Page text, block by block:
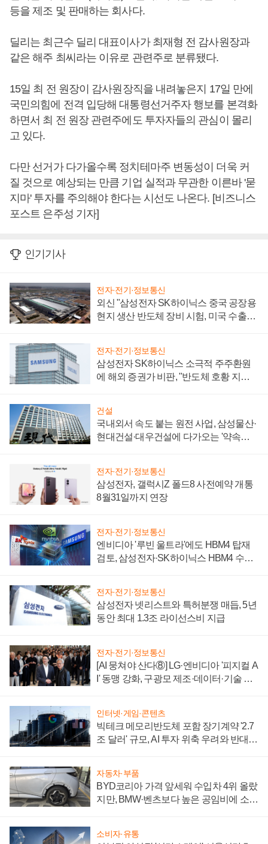
등을 제조 및 판매하는 회사다.
딜리는 최근수 딜리 대표이사가 최재형 전 감사원장과
같은 해주 최씨라는 이유로 관련주로 분류됐다.
15일 최 전 원장이 감사원장직을 내려놓은지 17일 만에
국민의힘에 전격 입당해 대통령선거주자 행보를 본격화
하면서 최 전 원장 관련주에도 투자자들의 관심이 몰리
고 있다.
다만 선거가 다가올수록 정치테마주 변동성이 더욱 커
질 것으로 예상되는 만큼 기업 실적과 무관한 이른바 '묻
지마' 투자를 주의해야 한다는 시선도 나온다. [비즈니스
포스트 은주성 기자]
인기기사
전자·전기·정보통신
외신 "삼성전자 SK하이닉스 중국 공장용
현지 생산 반도체 장비 시험, 미국 수출통
전자·전기·정보통신
삼성전자 SK하이닉스 소극적 주주환원
에 해외 증권가 비판, "반도체 호황 지속
건설
국내외서 속도 붙는 원전 사업, 삼성물산·
현대건설·대우건설에 다가오는 '약속의
전자·전기·정보통신
삼성전자, 갤럭시Z 폴드8 사전예약 개통
8월31일까지 연장
전자·전기·정보통신
엔비디아 '루빈 울트라'에도 HBM4 탑재
검토, 삼성전자·SK하이닉스 HBM4 수율
전자·전기·정보통신
삼성전자 넷리스트와 특허분쟁 매듭, 5년
동안 최대 1.3조 라이선스비 지급
전자·전기·정보통신
[AI 뭉쳐야 산다⑧] LG·엔비디아 '피지컬 A
I' 동맹 강화, 구광모 제조·데이터·기술 결
인터넷·게임·콘텐츠
빅테크 메모리반도체 포함 장기계약 '2.7
조 달러' 규모, AI 투자 위축 우려와 반대
자동차·부품
BYD코리아 가격 앞세워 수입차 4위 올랐
지만, BMW·벤츠보다 높은 공임비에 소비
소비자·유통